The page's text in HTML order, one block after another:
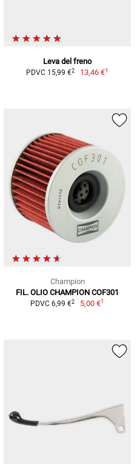
Leva del freno
PDVC 15,99 €2 13,46 €1
Champion
FIL. OLIO CHAMPION COF301
PDVC 6,99 €2 5,00 €1